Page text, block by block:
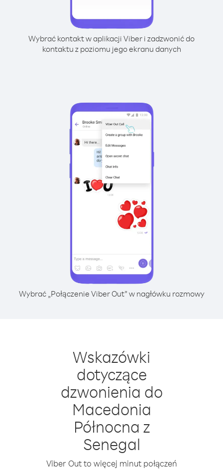
Wybrać kontakt w aplikacji Viber i zadzwonić do
kontaktu z poziomu jego ekranu danych
Wybrać „Połączenie Viber Out” w nagłówku rozmowy
Wskazówki
dotyczące
dzwonienia do
Macedonia
Północna z
Senegal
Viber Out to więcej minut połączeń